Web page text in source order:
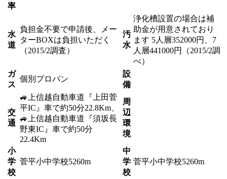
率
水
道
負担金不要で申請後、メー
ターBOXは負担いただく
（2015/2調査）
汚
水
浄化槽設置の場合は補
助金が用意されており
ます 5人層352000円、7
人層441000円（2015/2調
べ）
ガ
ス
個別プロパン
設
備
交
通
🚙上信越自動車道『上田菅
平IC』車で約50分22.8Km、
🚙上信越自動車道『須坂長
野東IC』車で約50分
22.4Km
周
辺
環
境
小
学
校
菅平小中学校5260m
中
学
校
菅平小中学校5260m